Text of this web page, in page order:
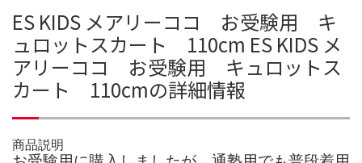
ES KIDS メアリーココ お受験用 キ
ュロットスカート 110cm ES KIDS メ
アリーココ お受験用 キュロットス
カート 110cmの詳細情報
商品説明